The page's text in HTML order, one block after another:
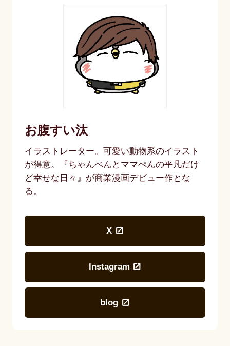
お腹すい汰
イラストレーター。可愛い動物系のイラスト
が得意。『ちゃんぺんとママぺんの平凡だけ
ど幸せな日々』が商業漫画デビュー作とな
る。
X
Instagram
blog